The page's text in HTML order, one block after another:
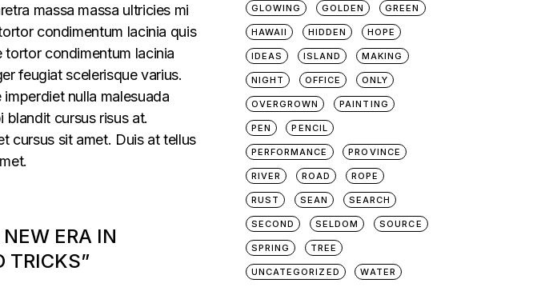
massa massa ultricies mi
condimentum lacinia quis
tortor condimentum lacinia
feugiat scelerisque varius.
nulla malesuada
cursus risus at.
cursus sit amet. Duis at tellus
ERA IN
TRICKS”
GLOWING GOLDEN GREEN
HAWAII HIDDEN HOPE
IDEAS ISLAND MAKING
NIGHT OFFICE ONLY
OVERGROWN PAINTING
PEN PENCIL
PERFORMANCE PROVINCE
RIVER ROAD ROPE
RUST SEAN SEARCH
SECOND SELDOM SOURCE
SPRING TREE
UNCATEGORIZED WATER